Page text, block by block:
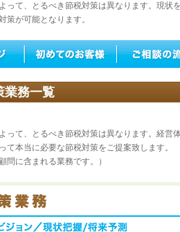
って、とるべき節税対策は異なります。現状
策が可能となります。
業務一覧
って、とるべき節税対策は異なります。経営
て本当に必要な節税対策をご提案致します。
問に含まれる業務です。）